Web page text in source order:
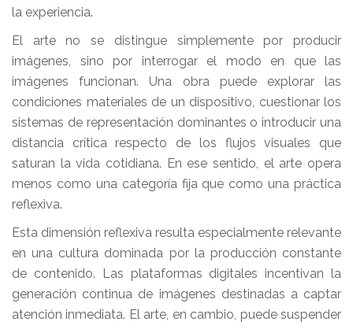
la experiencia.
El arte no se distingue simplemente por producir
imágenes, sino por interrogar el modo en que las
imágenes funcionan. Una obra puede explorar las
condiciones materiales de un dispositivo, cuestionar los
sistemas de representación dominantes o introducir una
distancia crítica respecto de los flujos visuales que
saturan la vida cotidiana. En ese sentido, el arte opera
menos como una categoría fija que como una práctica
reflexiva.
Esta dimensión reflexiva resulta especialmente relevante
en una cultura dominada por la producción constante
de contenido. Las plataformas digitales incentivan la
generación continua de imágenes destinadas a captar
atención inmediata. El arte, en cambio, puede suspender